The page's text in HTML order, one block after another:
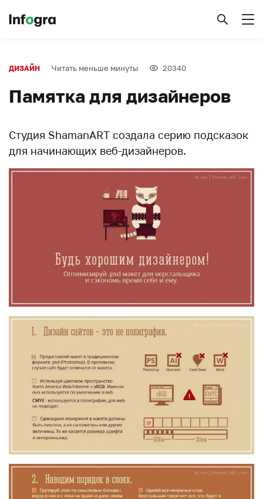
ДИЗАЙН Читать меньше минуты 20340
Памятка для дизайнеров
Студия ShamanART создала серию подсказок
для начинающих веб-дизайнеров.